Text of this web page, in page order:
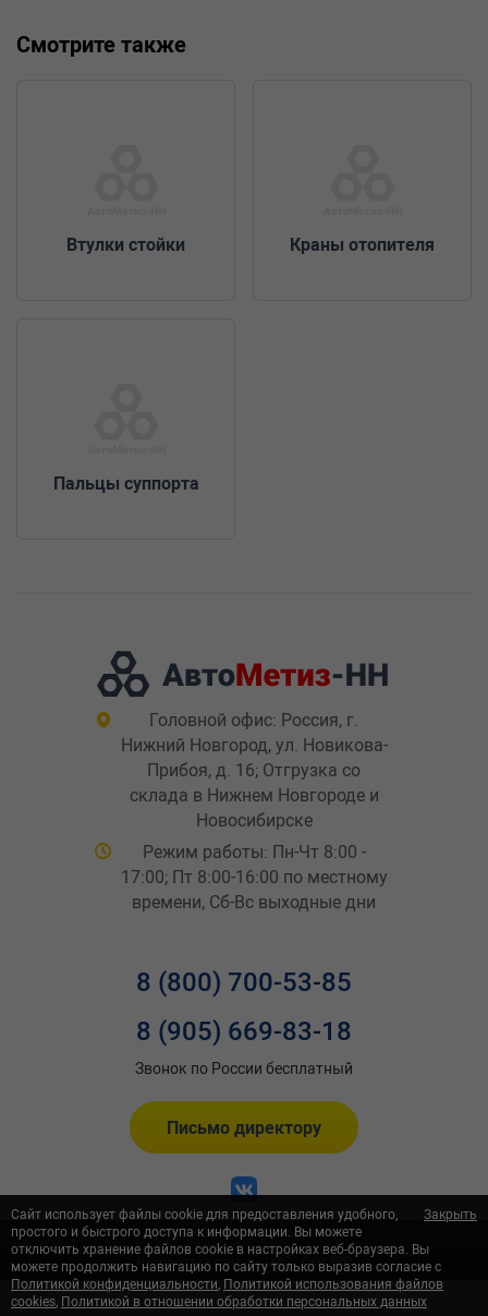
Смотрите также
Втулки стойки Краны отопителя
Пальцы суппорта
Головной офис: Россия, г.
Нижний Новгород, ул. Новикова-
Прибоя, д. 16; Отгрузка со
склада в Нижнем Новгороде и
Новосибирске
Режим работы: Пн-Чт 8:00 -
17:00; Пт 8:00-16:00 по местному
времени, Сб-Вс выходные дни
8 (800) 700-53-85
8 (905) 669-83-18
Звонок по России бесплатный
Письмо директору
© 2026 ООО «Автометиз-НН»
Разработка сайта —
Закрыть
Сайт использует файлы cookie для предоставления удобного,
простого и быстрого доступа к информации. Вы можете
отключить хранение файлов cookie в настройках веб-браузера. Вы
можете продолжить навигацию по сайту только выразив согласие с
Политикой конфиденциальности, Политикой использования файлов
cookies, Политикой в отношении обработки персональных данных